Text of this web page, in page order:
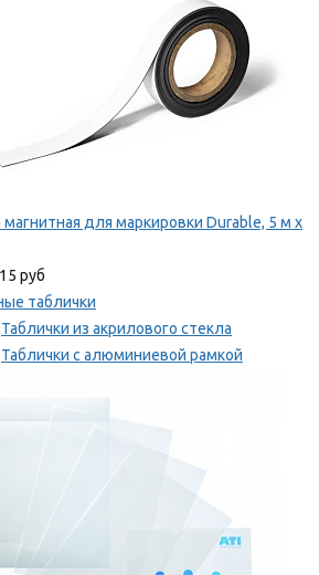
магнитная для маркировки Durable, 5 м х
руб
таблички
Таблички из акрилового стекла
Таблички с алюминиевой рамкой